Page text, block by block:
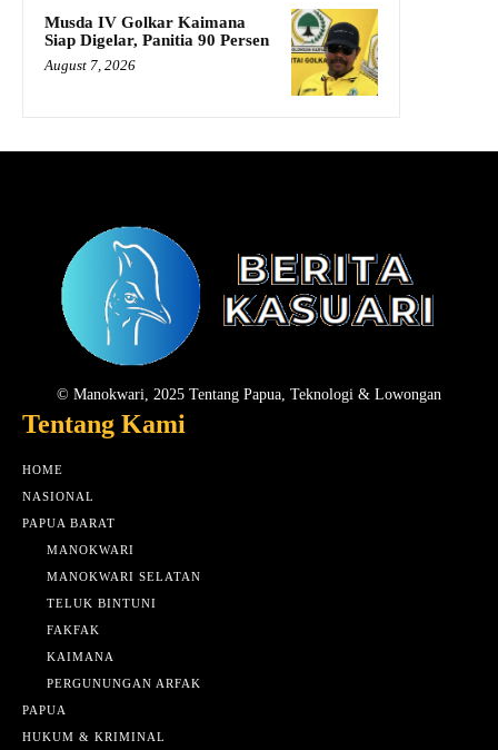
Musda IV Golkar Kaimana
Siap Digelar, Panitia 90 Persen
August 7, 2026
© Manokwari, 2025 Tentang Papua, Teknologi & Lowongan
Tentang Kami
HOME
NASIONAL
PAPUA BARAT
MANOKWARI
MANOKWARI SELATAN
TELUK BINTUNI
FAKFAK
KAIMANA
PERGUNUNGAN ARFAK
PAPUA
HUKUM & KRIMINAL